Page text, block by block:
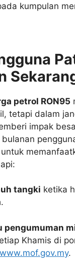
kumpulan
petrol RON95
tetapi dalam
impak
tangki ketika
pengumuman
Khamis di
www.mof.gov.my.